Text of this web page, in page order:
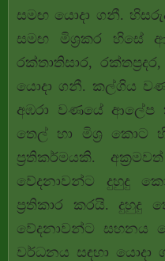
සමඟ යොදා ගනී.
සමඟ මිශ්‍රකර හිසේ
රක්තාතිසාර,
යොදා ගනී. කල්ගිය
අඹරා වණයේ ආලේප
තෙල් හා මිශ්‍ර කොට
ප්‍රතිකර්මයකි.
වේදනාවන්ට දුහුදු
ප්‍රතිකාර කරයි. දුහුදු
වේදනාවන්ට සහනය
වර්ධනය සඳහා